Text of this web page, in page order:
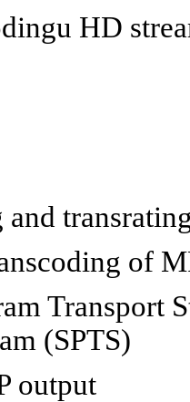
HD
and
of
Transport
(SPTS)
output